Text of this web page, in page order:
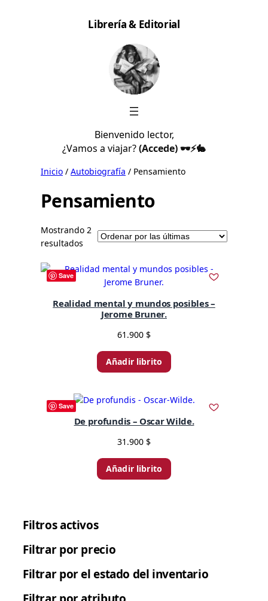
Librería & Editorial
Bienvenido lector,
¿Vamos a viajar?(Accede) 🕶️⚡🐇
Inicio / Autobiografía / Pensamiento
Pensamiento
Mostrando 2
resultados
r
d
s
Save
Realidad mental y mundos posibles –
Jerome Bruner.
61.900 $
Añadir librito
Save
De profundis – Oscar Wilde.
31.900 $
Añadir librito
Filtros activos
Filtrar por precio
Filtrar por el estado del inventario